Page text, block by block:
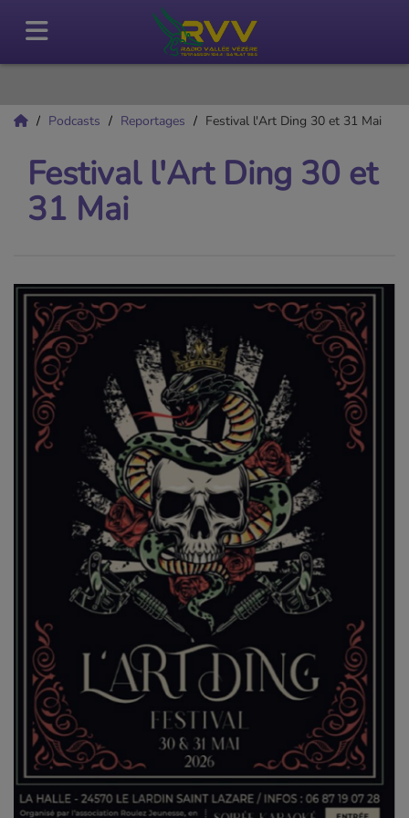
Podcasts Reportages Festival l'Art Ding 30 et 31 Mai
Festival l'Art Ding 30 et
31 Mai